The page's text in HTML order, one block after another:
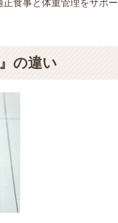
食事と体重管理をサポ
の違い